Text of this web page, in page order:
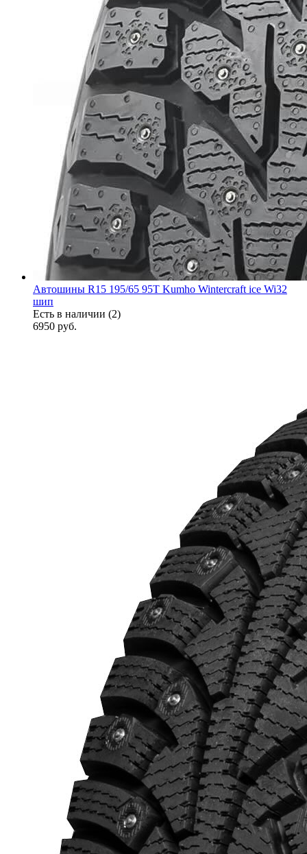
Автошины R15 195/65 95T Kumho Wintercraft ice Wi32
шип
Есть в наличии (2)
6950 руб.